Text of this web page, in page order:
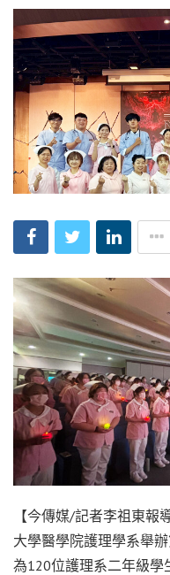
【今傳媒/記者李祖東報
大學醫學院護理學系舉
為120位護理系二年級